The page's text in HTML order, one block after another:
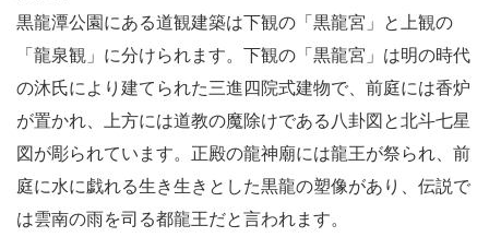
黒龍潭公園にある道観建築は下観の「黒龍宮」と上観の
「龍泉観」に分けられます。下観の「黒龍宮」は明の時代
の沐氏により建てられた三進四院式建物で、前庭には香炉
が置かれ、上方には道教の魔除けである八卦図と北斗七星
図が彫られています。正殿の龍神廟には龍王が祭られ、前
庭に水に戯れる生き生きとした黒龍の塑像があり、伝説で
は雲南の雨を司る都龍王だと言われます。